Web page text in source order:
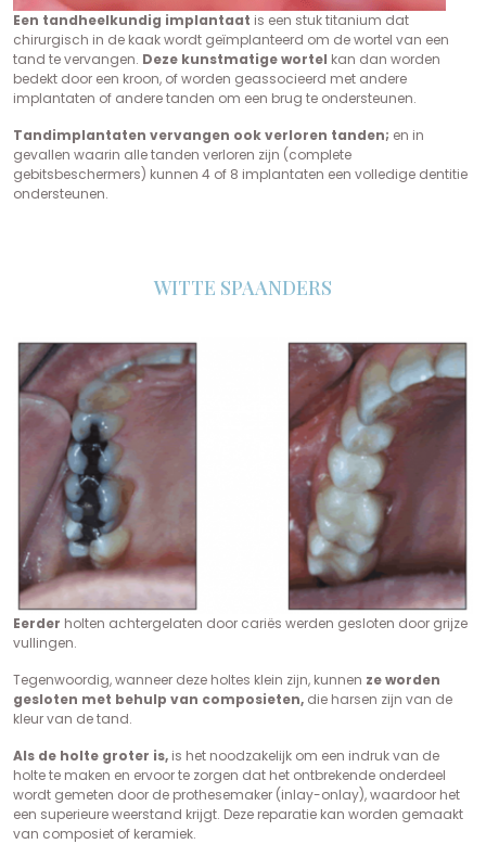
Een tandheelkundig implantaat is een stuk titanium dat
chirurgisch in de kaak wordt geïmplanteerd om de wortel van een
tand te vervangen. Deze kunstmatige wortel kan dan worden
bedekt door een kroon, of worden geassocieerd met andere
implantaten of andere tanden om een brug te ondersteunen.
Tandimplantaten vervangen ook verloren tanden; en in
gevallen waarin alle tanden verloren zijn (complete
gebitsbeschermers) kunnen 4 of 8 implantaten een volledige dentitie
ondersteunen.
WITTE SPAANDERS
Eerder holten achtergelaten door cariës werden gesloten door grijze
vullingen.
Tegenwoordig, wanneer deze holtes klein zijn, kunnen ze worden
gesloten met behulp van composieten, die harsen zijn van de
kleur van de tand.
Als de holte groter is, is het noodzakelijk om een indruk van de
holte te maken en ervoor te zorgen dat het ontbrekende onderdeel
wordt gemeten door de prothesemaker (inlay-onlay), waardoor het
een superieure weerstand krijgt. Deze reparatie kan worden gemaakt
van composiet of keramiek.